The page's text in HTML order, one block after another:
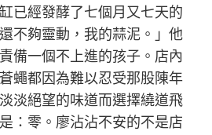
已經發酵了七個月又七天的
不夠靈動，我的蒜泥。」他
備一個不上進的孩子。店內
蠅都因為難以忍受那股陳年
淡絕望的味道而選擇繞道飛
：零。廖沾沾不安的不是店